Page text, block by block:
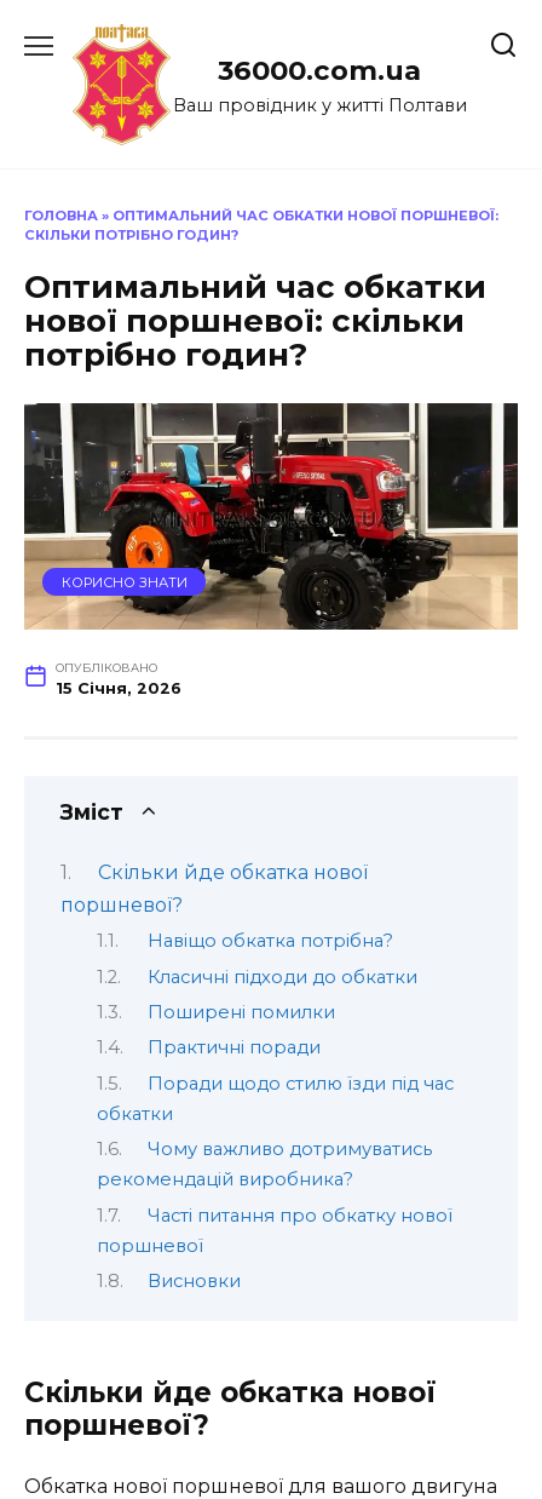
до
36000.com.ua
Ваш провідник у житті Полтави
ГОЛОВНА » ОПТИМАЛЬНИЙ ЧАС ОБКАТКИ НОВОЇ ПОРШНЕВОЇ:
СКІЛЬКИ ПОТРІБНО ГОДИН?
Оптимальний час обкатки
нової поршневої: скільки
потрібно годин?
КОРИСНО ЗНАТИ
ОПУБЛІКОВАНО
15 Січня, 2026
Зміст
Скільки йде обкатка нової
поршневої?
Навіщо обкатка потрібна?
Класичні підходи до обкатки
Поширені помилки
Практичні поради
Поради щодо стилю їзди під час
обкатки
Чому важливо дотримуватись
рекомендацій виробника?
Часті питання про обкатку нової
поршневої
Висновки
Скільки йде обкатка нової
поршневої?
Обкатка нової поршневої для вашого двигуна